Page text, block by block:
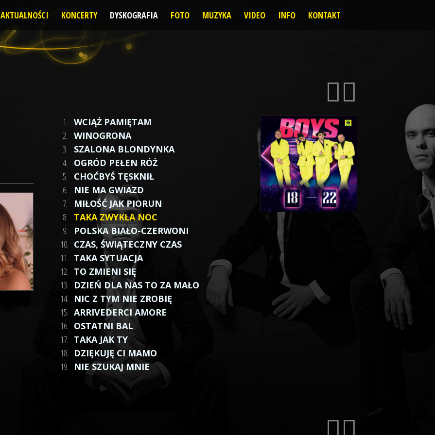
AKTUALNOŚCI KONCERTY DYSKOGRAFIA FOTO MUZYKA VIDEO INFO KONTAKT
1.
WCIĄŻ PAMIĘTAM
2.
WINOGRONA
3.
SZALONA BLONDYNKA
4.
OGRÓD PEŁEN RÓŻ
5.
CHOĆBYŚ TĘSKNIŁ
6.
NIE MA GWIAZD
7.
MIŁOŚĆ JAK PIORUN
8.
TAKA ZWYKŁA NOC
9.
POLSKA BIAŁO-CZERWONI
10. CZAS, ŚWIĄTECZNY CZAS
11. TAKA SYTUACJA
12. TO ZMIENI SIĘ
13. DZIEŃ DLA NAS TO ZA MAŁO
14. NIC Z TYM NIE ZROBIĘ
15. ARRIVEDERCI AMORE
16. OSTATNI BAL
17. TAKA JAK TY
18. DZIĘKUJĘ CI MAMO
19. NIE SZUKAJ MNIE